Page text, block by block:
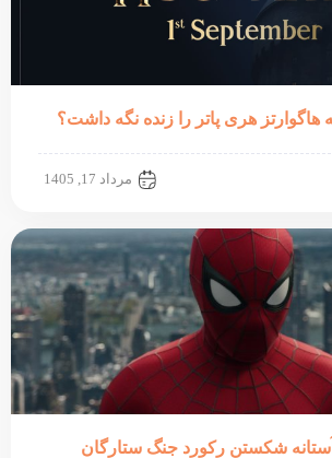
هری پاتر را زنده نگه داشت؟
مرداد 17, 1405
شکستن رکورد جنگ ستارگان